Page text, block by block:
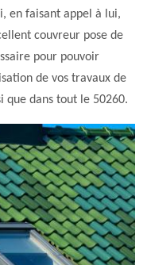
en faisant appel à lui,
couvreur pose de
pour pouvoir
de vos travaux de
que dans tout le 50260.